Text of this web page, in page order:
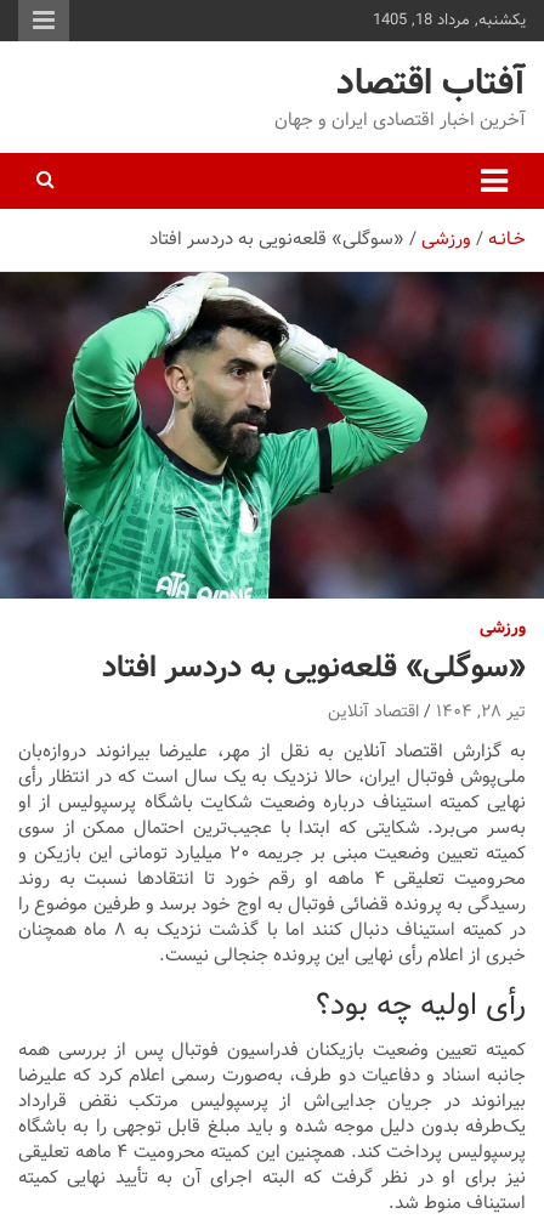
یکشنبه, مرداد 18, 1405
آفتاب اقتصاد
آخرین اخبار اقتصادی ایران و جهان
خـانـه ورزشی «سوگلی» قلعه‌نویی به دردسر افتاد
ورزشی
«سوگلی» قلعه‌نویی به دردسر افتاد
تیر ۲۸, ۱۴۰۴ اقتصاد آنلاین
به گزارش اقتصاد آنلاین به نقل از مهر، علیرضا بیرانوند دروازه‌بان
ملی‌پوش فوتبال ایران، حالا نزدیک به یک سال است که در انتظار رأی
نهایی کمیته استیناف درباره وضعیت شکایت باشگاه پرسپولیس از او
به‌سر می‌برد. شکایتی که ابتدا با عجیب‌ترین احتمال ممکن از سوی
کمیته تعیین وضعیت مبنی بر جریمه ۲۰ میلیارد تومانی این بازیکن و
محرومیت تعلیقی ۴ ماهه او رقم خورد تا انتقادها نسبت به روند
رسیدگی به پرونده قضائی فوتبال به اوج خود برسد و طرفین موضوع را
در کمیته استیناف دنبال کنند اما با گذشت نزدیک به ۸ ماه همچنان
خبری از اعلام رأی نهایی این پرونده جنجالی نیست.
رأی اولیه چه بود؟
کمیته تعیین وضعیت بازیکنان فدراسیون فوتبال پس از بررسی همه
جانبه اسناد و دفاعیات دو طرف، به‌صورت رسمی اعلام کرد که علیرضا
بیرانوند در جریان جدایی‌اش از پرسپولیس مرتکب نقض قرارداد
یک‌طرفه بدون دلیل موجه شده و باید مبلغ قابل توجهی را به باشگاه
پرسپولیس پرداخت کند. همچنین این کمیته محرومیت ۴ ماهه تعلیقی
نیز برای او در نظر گرفت که البته اجرای آن به تأیید نهایی کمیته
استیناف منوط شد.